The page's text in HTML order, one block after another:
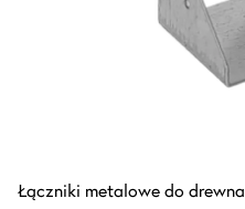
Łączniki metalowe do drewna